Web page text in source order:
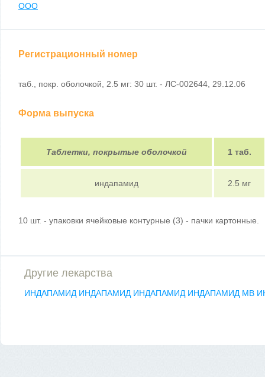
ООО
Регистрационный номер
таб., покр. оболочкой, 2.5 мг: 30 шт. - ЛС-002644, 29.12.06
Форма выпуска
Таблетки, покрытые оболочкой 1 таб.
индапамид 2.5 мг
10 шт. - упаковки ячейковые контурные (3) - пачки картонные.
Другие лекарства
ИНДАПАМИД ИНДАПАМИД ИНДАПАМИД ИНДАПАМИД МВ